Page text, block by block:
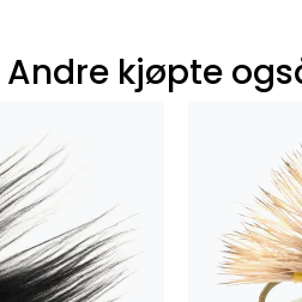
Andre kjøpte